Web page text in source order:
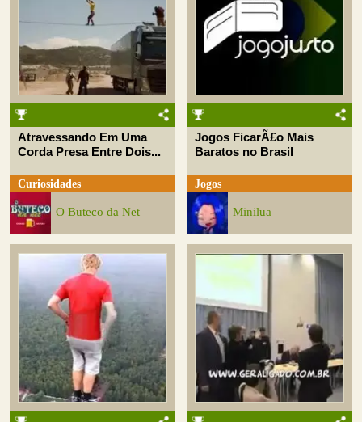
Atravessando Em Uma
Corda Presa Entre Dois...
Curiosidades
O Buteco da Net
Jogos FicarÃ£o Mais
Baratos no Brasil
Jogos
Minilua